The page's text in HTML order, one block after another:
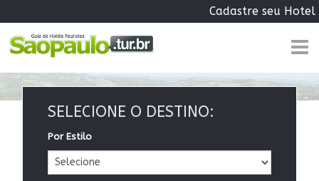
Cadastre seu Hotel
SELECIONE O DESTINO:
Por Estilo